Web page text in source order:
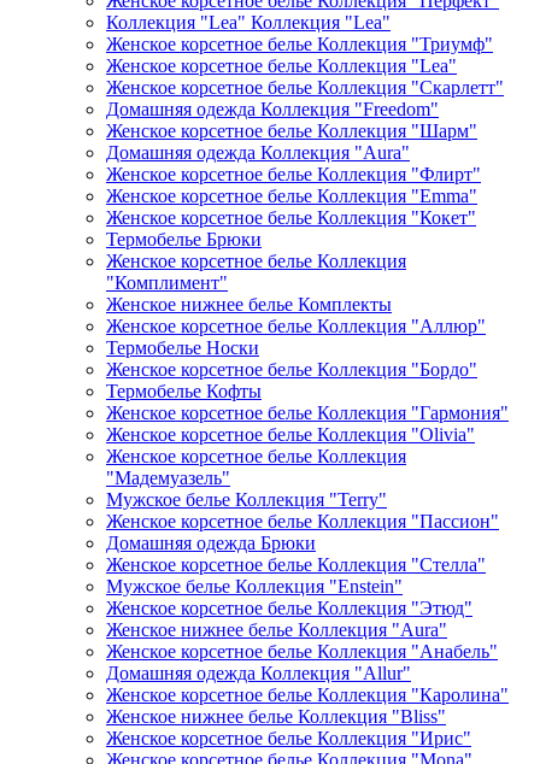
Коллекция "Lea" Коллекция "Lea"
Женское корсетное белье Коллекция "Триумф"
Женское корсетное белье Коллекция "Lea"
Женское корсетное белье Коллекция "Скарлетт"
Домашняя одежда Коллекция "Freedom"
Женское корсетное белье Коллекция "Шарм"
Домашняя одежда Коллекция "Aura"
Женское корсетное белье Коллекция "Флирт"
Женское корсетное белье Коллекция "Emma"
Женское корсетное белье Коллекция "Кокет"
Термобелье Брюки
Женское корсетное белье Коллекция
"Комплимент"
Женское нижнее белье Комплекты
Женское корсетное белье Коллекция "Аллюр"
Термобелье Носки
Женское корсетное белье Коллекция "Бордо"
Термобелье Кофты
Женское корсетное белье Коллекция "Гармония"
Женское корсетное белье Коллекция "Olivia"
Женское корсетное белье Коллекция
"Мадемуазель"
Мужское белье Коллекция "Terry"
Женское корсетное белье Коллекция "Пассион"
Домашняя одежда Брюки
Женское корсетное белье Коллекция "Стелла"
Мужское белье Коллекция "Enstein"
Женское корсетное белье Коллекция "Этюд"
Женское нижнее белье Коллекция "Aura"
Женское корсетное белье Коллекция "Анабель"
Домашняя одежда Коллекция "Allur"
Женское корсетное белье Коллекция "Каролина"
Женское нижнее белье Коллекция "Bliss"
Женское корсетное белье Коллекция "Ирис"
Женское корсетное белье Коллекция "Mona"